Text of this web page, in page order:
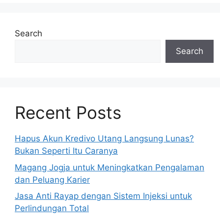
Search
Search
Recent Posts
Hapus Akun Kredivo Utang Langsung Lunas?
Bukan Seperti Itu Caranya
Magang Jogja untuk Meningkatkan Pengalaman
dan Peluang Karier
Jasa Anti Rayap dengan Sistem Injeksi untuk
Perlindungan Total